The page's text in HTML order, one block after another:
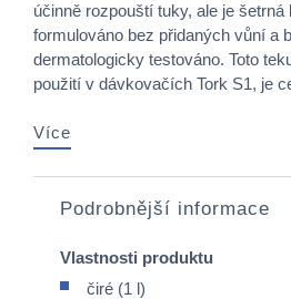
účinně rozpouští tuky, ale je
formulováno bez přidaných vůní a
dermatologicky testováno. Toto
použití v dávkovačích Tork S1, je
Více
Podrobnější informace
Vlastnosti produktu
čiré (1 l)